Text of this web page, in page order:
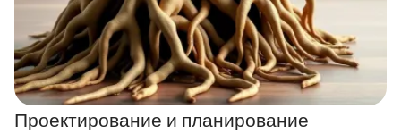
Проектирование и планирование